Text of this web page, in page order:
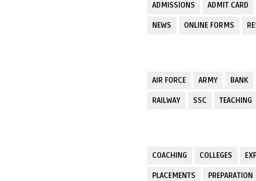
ADMISSIONS ADMIT CARD
NEWS ONLINE FORMS
AIR FORCE ARMY BANK
RAILWAY SSC TEACHING
COACHING COLLEGES
PLACEMENTS PREPARATION